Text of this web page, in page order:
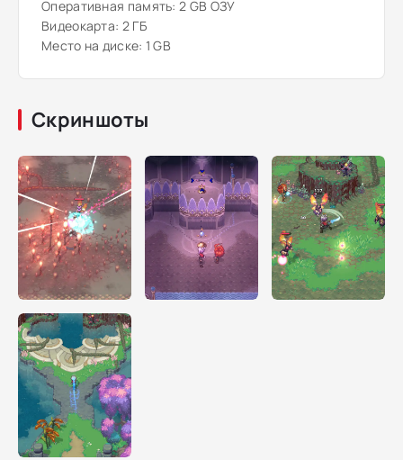
Оперативная память: 2 GB ОЗУ
Видеокарта: 2 ГБ
Место на диске: 1 GB
Скриншоты